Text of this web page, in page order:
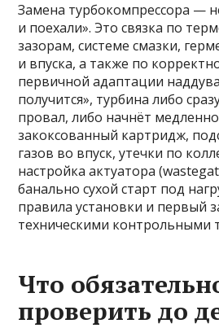
Замена турбокомпрессора —
и поехали». Это связка по
зазорам, системе смазки,
и впуска, а также по
первичной адаптации
получится», турбина либо
провал, либо начнёт медленно
закоксованный картридж,
газов во впуск, утечки по
настройка актуатора
банально сухой старт под
правила установки и первый
техническими контрольными
Что
проверить до